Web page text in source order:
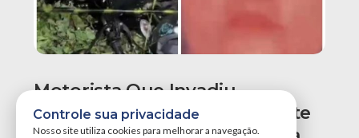
Motorista Que Invadiu
Contramão E Causou Acidente
Controle sua privacidade
Nosso site utiliza cookies para melhorar a navegação.